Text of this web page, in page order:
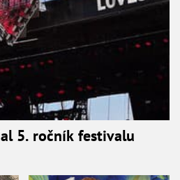
5. ročník festivalu